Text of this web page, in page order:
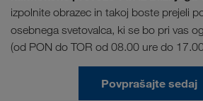
izpolnite obrazec in takoj boste prejeli
osebnega svetovalca, ki se bo pri vas
(od PON do TOR od 08.00 ure do
Povprašajte sedaj